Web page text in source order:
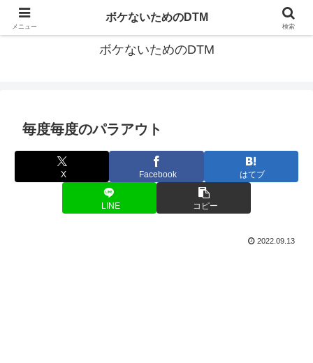
ゆる～く続ける音楽制作のあれこれや昔ばなし
ボケないためのDTM
毎度毎度のパラアウト
X Facebook はてブ
LINE コピー
2022.09.13
メニュー
ボケないためのDTM
検索